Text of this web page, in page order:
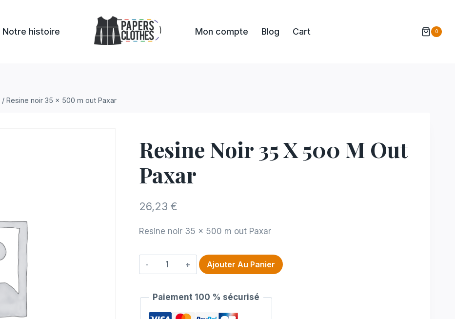
Notre histoire Mon compte Blog Cart 0
/ Resine noir 35 x 500 m out Paxar
Resine Noir 35 X 500 M Out
Paxar
26,23 €
Resine noir 35 x 500 m out Paxar
quantité
de
noir
35
Ajouter Au Panier
Paiement 100 % sécurisé